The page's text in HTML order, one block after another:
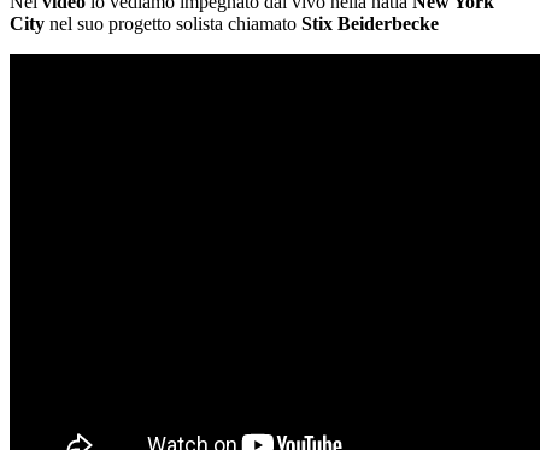
City nel suo progetto solista chiamato Stix Beiderbecke